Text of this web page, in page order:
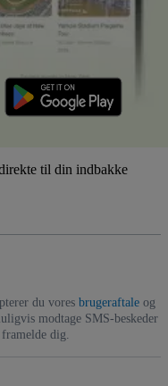
til din indbakke
du vores brugeraftale og
modtage SMS-beskeder
dig.